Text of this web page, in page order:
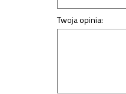
Twoja opinia: